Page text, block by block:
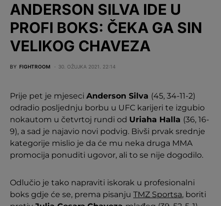
ANDERSON SILVA IDE U
PROFI BOKS: ČEKA GA SIN
VELIKOG CHAVEZA
BY FIGHTROOM 30. OŽUJKA 2021. 22:14
Prije pet je mjeseci Anderson Silva (45, 34-11-2)
odradio posljednju borbu u UFC karijeri te izgubio
nokautom u četvrtoj rundi od Uriaha Halla (36, 16-
9), a sad je najavio novi podvig. Bivši prvak srednje
kategorije mislio je da će mu neka druga MMA
promocija ponuditi ugovor, ali to se nije dogodilo.
Odlučio je tako napraviti iskorak u profesionalni
boks gdje će se, prema pisanju TMZ Sportsa, boriti